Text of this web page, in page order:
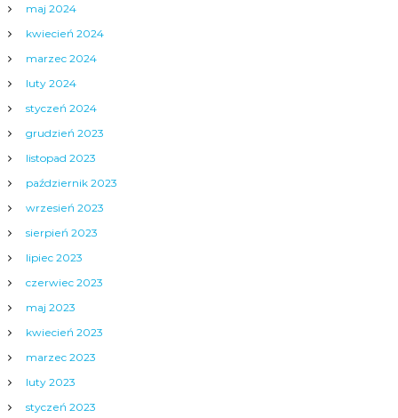
maj 2024
kwiecień 2024
marzec 2024
luty 2024
styczeń 2024
grudzień 2023
listopad 2023
październik 2023
wrzesień 2023
sierpień 2023
lipiec 2023
czerwiec 2023
maj 2023
kwiecień 2023
marzec 2023
luty 2023
styczeń 2023